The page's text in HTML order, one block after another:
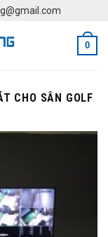
0
CHO SÂN GOLF